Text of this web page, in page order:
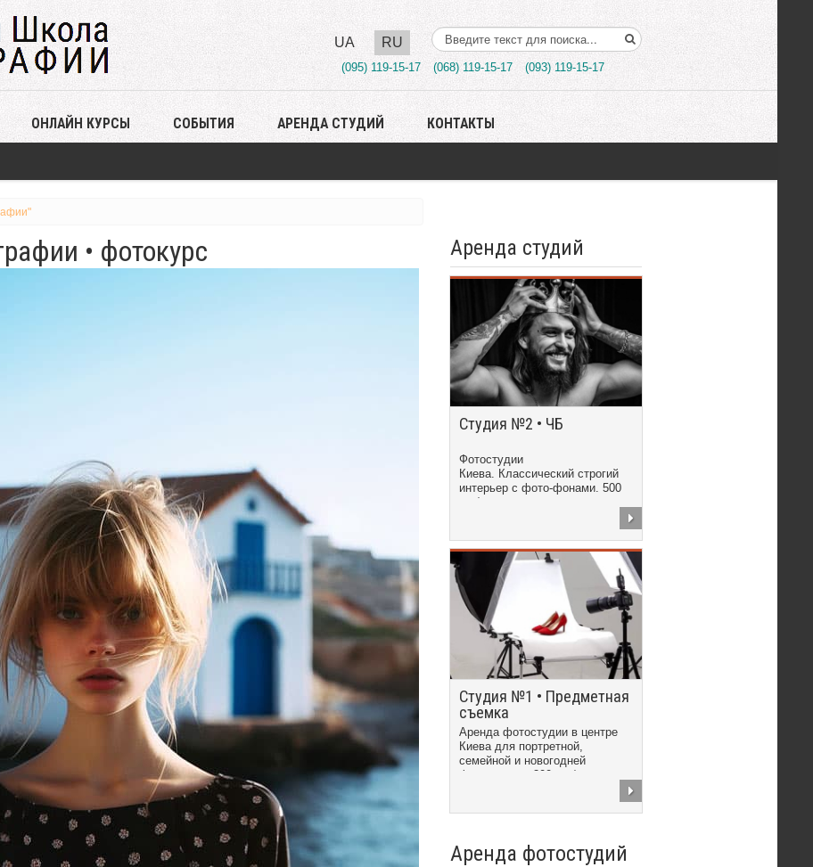
UA RU Поиск..
(095) 119-15-17 (068) 119-15-17 (093) 119-15-17
ОНЛАЙН КУРСЫ СОБЫТИЯ АРЕНДА СТУДИЙ КОНТАКТЫ
• фотокурс Аренда студий
Студия №2 • ЧБ
Фотостудии
Киева. Классический строгий
интерьер с фото-фонами. 500
грн/час
Студия №1 • Предметная
съемка
Аренда фотостудии в центре
Киева для портретной,
семейной и новогодней
фотосъемки. 300 грн/час
Аренда фотостудий